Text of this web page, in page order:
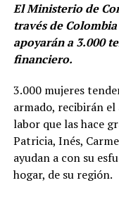
El Ministerio de
través de
apoyarán a 3.000
financiero.
3.000 mujeres
armado, recibirán
labor que las hace
Patricia, Inés,
ayudan a con su
hogar, de su región.